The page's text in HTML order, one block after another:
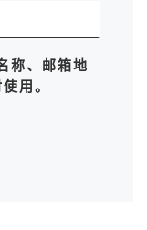
称、邮箱地
用。